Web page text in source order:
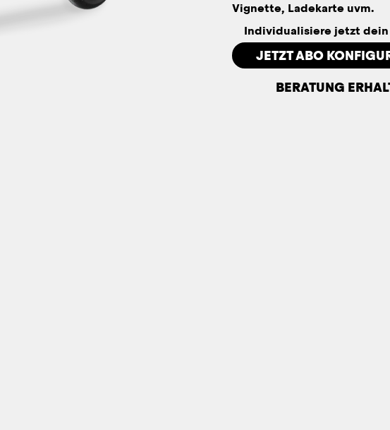
Vignette, Ladekarte uvm.
Individualisiere jetzt
JETZT ABO
BERATUNG